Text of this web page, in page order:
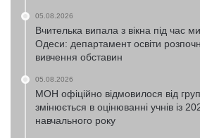
05.08.2026
Вчителька випала з вікна під час
Одеси: департамент освіти
вивчення обставин
05.08.2026
МОН офіційно відмовилося від
змінюється в оцінюванні учнів із
навчального року